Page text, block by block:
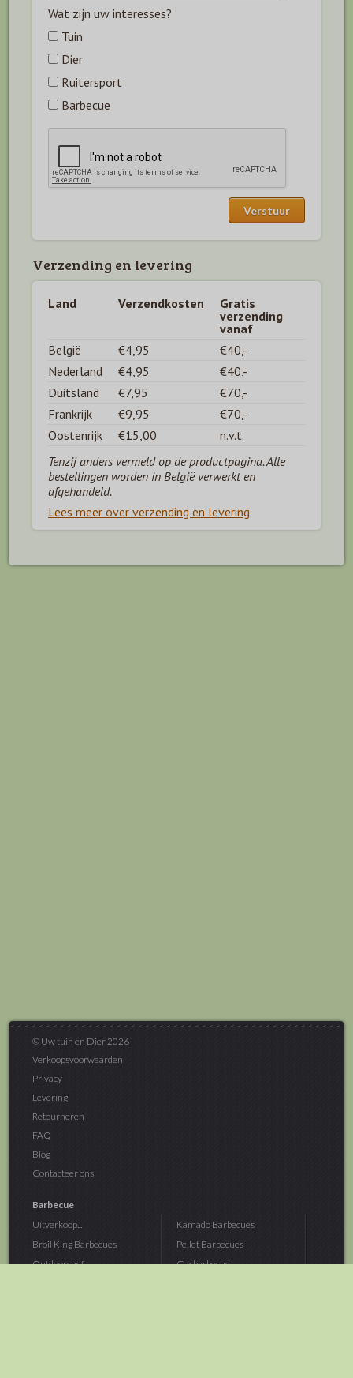
Wat zijn uw interesses?
Tuin
Dier
Ruitersport
Barbecue
Verzending en levering
Land Verzendkosten
Gratis
verzending
vanaf
België
€4,95
€40,-
Nederland
€4,95
€40,-
Duitsland
€7,95
€70,-
Frankrijk
€9,95
€70,-
Oostenrijk
€15,00
n.v.t.
Tenzij anders vermeld op de productpagina. Alle
bestellingen worden in België verwerkt en
afgehandeld.
Lees meer over verzending en levering
© Uw tuin en Dier 2026
Verkoopsvoorwaarden
Privacy
Levering
Retourneren
FAQ
Blog
Contacteer ons
Barbecue
Uitverkoop...
Broil King Barbecues
Outdoorchef...
Kamado Barbecues
Pellet Barbecues
Gasbarbecue